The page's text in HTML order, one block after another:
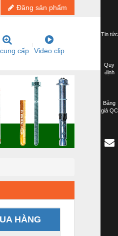
Đăng sản phẩm
cấp Video clip
HÀNG
Tin tức
Quy
định
Bảng
giá QC